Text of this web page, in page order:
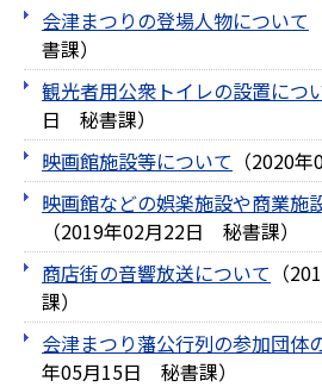
会津まつりの登場人物について
書課）
観光者用公衆トイレの設置につ
日
秘書課）
映画館施設等について （2020年
映画館などの娯楽施設や商業施
（2019年02月22日 秘書課）
商店街の音響放送について （
課）
会津まつり藩公行列の参加団体
年05月15日
秘書課）